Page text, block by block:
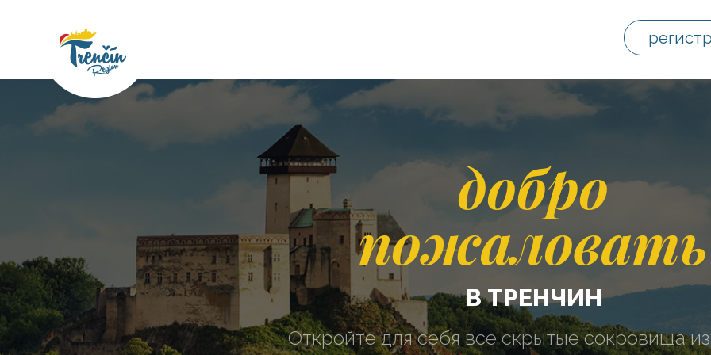
регистр
добро
пожаловать
В ТРЕНЧИН
Откройте для себя все скрытые сокровища